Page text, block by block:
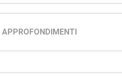
APPROFONDIMENTI